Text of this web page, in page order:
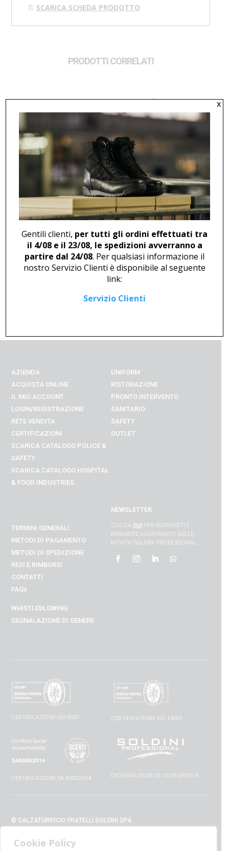
Cookie Policy
📄 SCARICA SCHEDA PRODOTTO
PRODOTTI CORRELATI
DERBY CON SPUNTERBO M
121,00
MOCASSINO STRINGATO M
SCARPONCINO U 46875
AZIENDA
ACQUISTA ONLINE
IL MIO ACCOUNT
LOGIN/REGISTRAZIONE
RETE VENDITA
CERTIFICAZIONI
SCARICA CATALOGO POLICE &
SAFETY
SCARICA CATALOGO HOSPITAL
& FOOD INDUSTRIES
UNIFORM
RISTORAZIONE
PRONTO INTERVENTO
SANITARIO
SAFETY
OUTLET
TERMINI GENERALI
METODI DI PAGAMENTO
METODI DI SPEDIZIONE
RESI E RIMBORSI
CONTATTI
FAQs
WHISTLEBLOWING
SEGNALAZIONE DI GENERE
NEWSLETTER
CLICCA QUIPER ISCRIVERTI E
RIMANERE AGGIORNATO SULLE
NOVITA’ SOLDINI PROFESSIONAL
CERTIFICAZIONE ISO 9001 CERTIFICAZIONE ISO 14001
CERTIFICAZIONE SA 8000:2014 DICHIARAZIONE DI CONFORMITÀ
© CALZATURIFICIO FRATELLI SOLDINI SPA
+39 0575 428129 - FAX +39 0575 420254
Gentili clienti, per tutti gli ordini effettuati tra
il 4/08 e il 23/08, le spedizioni avverranno a
partire dal 24/08. Per qualsiasi informazione il
nostro Servizio Clienti è disponibile al seguente
link:
Servizio Clienti
x